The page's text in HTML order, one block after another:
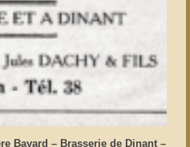
Bayard – Brasserie de Dinant –